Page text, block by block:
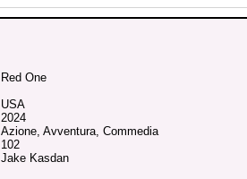
Red One
USA
2024
Azione, Avventura, Commedia
102
Jake Kasdan